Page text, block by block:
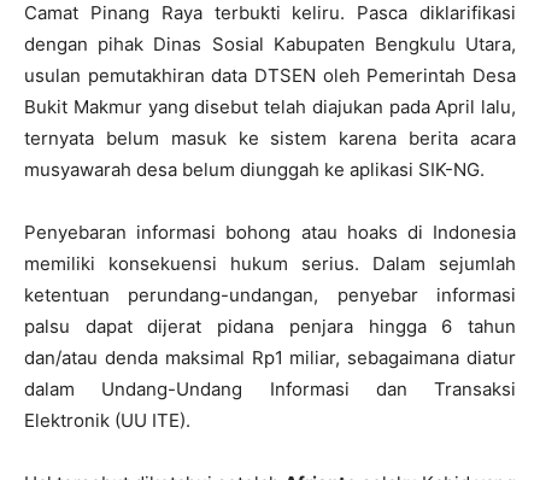
Camat Pinang Raya terbukti keliru. Pasca diklarifikasi
dengan pihak Dinas Sosial Kabupaten Bengkulu Utara,
usulan pemutakhiran data DTSEN oleh Pemerintah Desa
Bukit Makmur yang disebut telah diajukan pada April lalu,
ternyata belum masuk ke sistem karena berita acara
musyawarah desa belum diunggah ke aplikasi SIK-NG.
Penyebaran informasi bohong atau hoaks di Indonesia
memiliki konsekuensi hukum serius. Dalam sejumlah
ketentuan perundang-undangan, penyebar informasi
palsu dapat dijerat pidana penjara hingga 6 tahun
dan/atau denda maksimal Rp1 miliar, sebagaimana diatur
dalam Undang-Undang Informasi dan Transaksi
Elektronik (UU ITE).